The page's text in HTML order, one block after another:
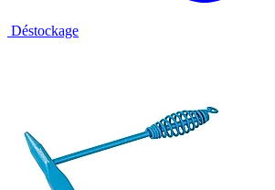
Déstockage